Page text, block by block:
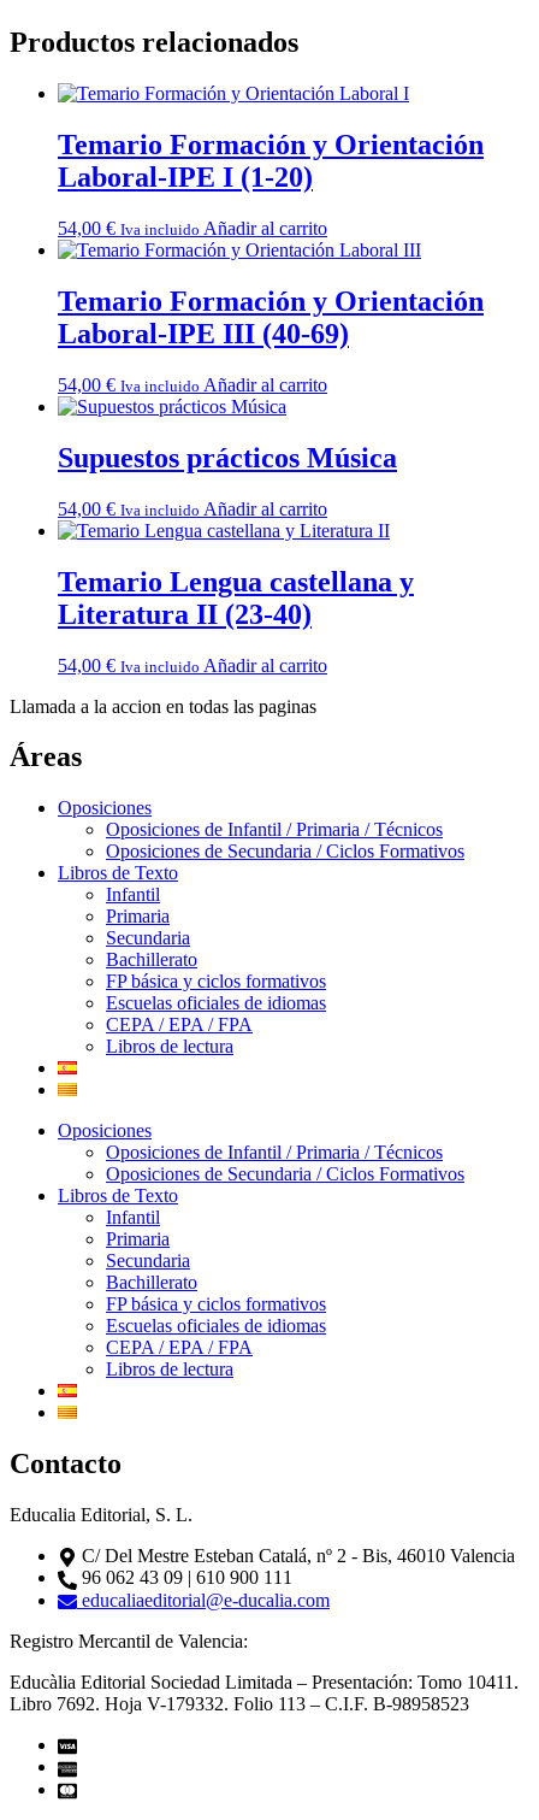
Productos relacionados
Temario Formación y Orientación
Laboral-IPE I (1-20)
54,00 € Iva incluido Añadir al carrito
Temario Formación y Orientación
Laboral-IPE III (40-69)
54,00 € Iva incluido Añadir al carrito
Supuestos prácticos Música
54,00 € Iva incluido Añadir al carrito
Temario Lengua castellana y
Literatura II (23-40)
54,00 € Iva incluido Añadir al carrito
Llamada a la accion en todas las paginas
Áreas
Oposiciones
Oposiciones de Infantil / Primaria / Técnicos
Oposiciones de Secundaria / Ciclos Formativos
Libros de Texto
Infantil
Primaria
Secundaria
Bachillerato
FP básica y ciclos formativos
Escuelas oficiales de idiomas
CEPA / EPA / FPA
Libros de lectura
Oposiciones
Oposiciones de Infantil / Primaria / Técnicos
Oposiciones de Secundaria / Ciclos Formativos
Libros de Texto
Infantil
Primaria
Secundaria
Bachillerato
FP básica y ciclos formativos
Escuelas oficiales de idiomas
CEPA / EPA / FPA
Libros de lectura
Contacto
Educalia Editorial, S. L.
C/ Del Mestre Esteban Catalá, nº 2 - Bis, 46010 Valencia
96 062 43 09 | 610 900 111
educaliaeditorial@e-ducalia.com
Registro Mercantil de Valencia:
Educàlia Editorial Sociedad Limitada – Presentación: Tomo 10411.
Libro 7692. Hoja V-179332. Folio 113 – C.I.F. B-98958523